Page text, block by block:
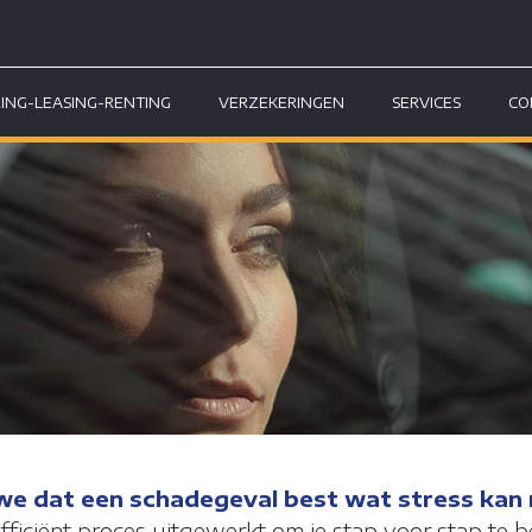
LEASING-RENTING VERZEKERINGEN SERVICES
dat een schadegeval best wat stress kan